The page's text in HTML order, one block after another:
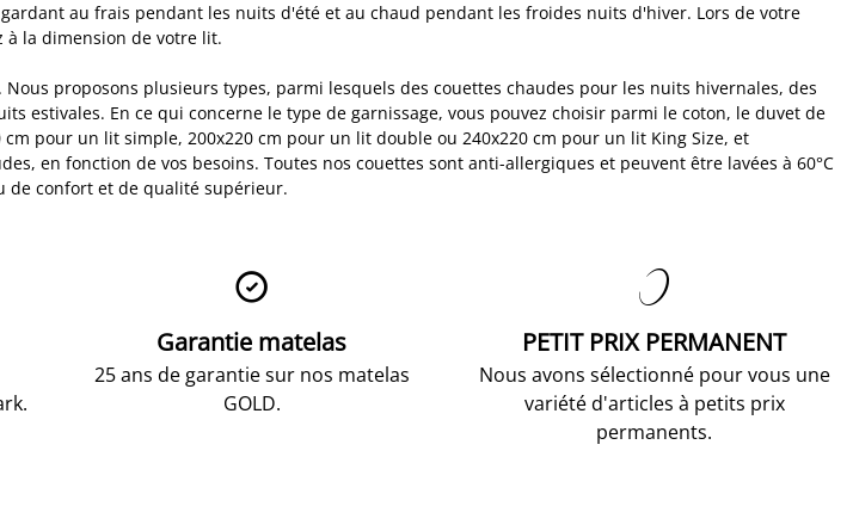
au frais pendant les nuits d'été et au chaud pendant les froides nuits d'hiver. Lors de votre
à la dimension de votre lit.
proposons plusieurs types, parmi lesquels des couettes chaudes pour les nuits hivernales, des
estivales. En ce qui concerne le type de garnissage, vous pouvez choisir parmi le coton, le duvet de
pour un lit simple, 200x220 cm pour un lit double ou 240x220 cm pour un lit King Size, et
en fonction de vos besoins. Toutes nos couettes sont anti-allergiques et peuvent être lavées à 60°C
de confort et de qualité supérieur.

Garantie matelas
25 ans de garantie sur nos matelas
GOLD.

PETIT PRIX PERMANENT
Nous avons sélectionné pour vous une
variété d'articles à petits prix
permanents.